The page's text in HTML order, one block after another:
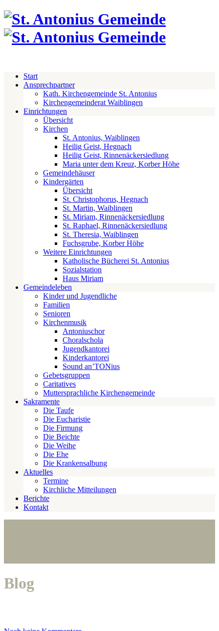
Start
Ansprechpartner
Kath. Kirchengemeinde St. Antonius
Kirchengemeinderat Waiblingen
Einrichtungen
Übersicht
Kirchen
St. Antonius, Waiblingen
Heilig Geist, Hegnach
Heilig Geist, Rinnenäckersiedlung
Maria unter dem Kreuz, Korber Höhe
Gemeindehäuser
Kindergärten
Übersicht
St. Christophorus, Hegnach
St. Martin, Waiblingen
St. Miriam, Rinnenäckersiedlung
St. Raphael, Rinnenäckersiedlung
St. Theresia, Waiblingen
Fuchsgrube, Korber Höhe
Weitere Einrichtungen
Katholische Bücherei St. Antonius
Sozialstation
Haus Miriam
Gemeindeleben
Kinder und Jugendliche
Familien
Senioren
Kirchenmusik
Antoniuschor
Choralschola
Jugendkantorei
Kinderkantorei
Sound an’TONius
Gebetsgruppen
Caritatives
Muttersprachliche Kirchengemeinde
Sakramente
Die Taufe
Die Eucharistie
Die Firmung
Die Beichte
Die Weihe
Die Ehe
Die Krankensalbung
Aktuelles
Termine
Kirchliche Mitteilungen
Berichte
Kontakt
Blog